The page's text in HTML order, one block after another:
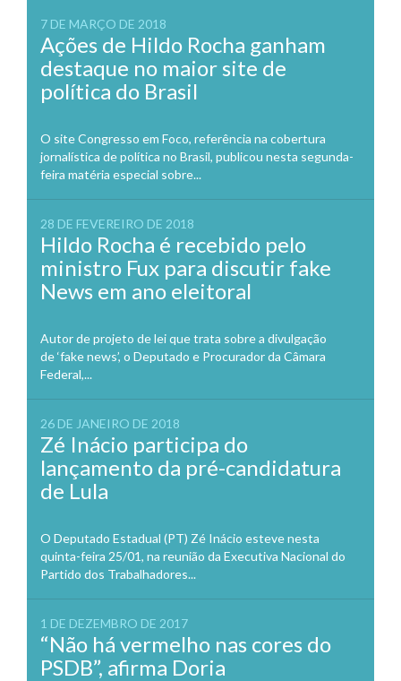
7 DE MARÇO DE 2018
Ações de Hildo Rocha ganham
destaque no maior site de
política do Brasil
O site Congresso em Foco, referência na cobertura
jornalística de política no Brasil, publicou nesta segunda-
feira matéria especial sobre...
28 DE FEVEREIRO DE 2018
Hildo Rocha é recebido pelo
ministro Fux para discutir fake
News em ano eleitoral
Autor de projeto de lei que trata sobre a divulgação
de ‘fake news’, o Deputado e Procurador da Câmara
Federal,...
26 DE JANEIRO DE 2018
Zé Inácio participa do
lançamento da pré-candidatura
de Lula
O Deputado Estadual (PT) Zé Inácio esteve nesta
quinta-feira 25/01, na reunião da Executiva Nacional do
Partido dos Trabalhadores...
1 DE DEZEMBRO DE 2017
“Não há vermelho nas cores do
PSDB”, afirma Doria